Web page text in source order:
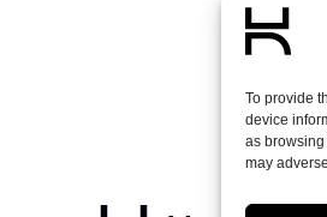
To provide
device
as
may